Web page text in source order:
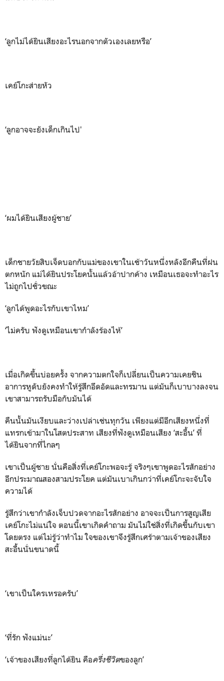
‘ลูกไม่ได้ยินเสียงอะไรนอกจากตัวเองเลยหรือ’
เคย์โกะส่ายหัว
‘ลูกอาจจะยังเด็กเกินไป'
‘ผมได้ยินเสียงผู้ชาย’
เด็กชายวัยสิบเจ็ดบอกกับแม่ของเขาในเช้าวันหนึ่งหลังอีกคืนที่ฝน
ตกหนัก แม่ได้ยินประโยคนั้นแล้วอ้าปากค้าง เหมือนเธอจะทำอะไร
ไม่ถูกไปชั่วขณะ
‘ลูกได้พูดอะไรกับเขาไหม’
‘ไม่ครับ ฟังดูเหมือนเขากำลังร้องไห้’
เมื่อเกิดขึ้นบ่อยครั้ง จากความตกใจก็เปลี่ยนเป็นความเคยชิน
อาการหูดับยังคงทำให้รู้สึกอึดอัดและทรมาน แต่มันก็เบาบางลงจน
เขาสามารถรับมือกับมันได้
คืนนั้นมันเงียบและว่างเปล่าเช่นทุกวัน เพียงแต่มีอีกเสียงหนึ่งที่
แทรกเข้ามาในโสตประสาท เสียงที่ฟังดูเหมือนเสียง ‘สะอื้น’ ที่
ได้ยินจากที่ไกลๆ
เขาเป็นผู้ชาย นั่นคือสิ่งที่เคย์โกะพอจะรู้ จริงๆเขาพูดอะไรสักอย่าง
อีกประมาณสองสามประโยค แต่มันเบาเกินกว่าที่เคย์โกะจะจับใจ
ความได้
รู้สึกว่าเขากำลังเจ็บปวดจากอะไรสักอย่าง อาจจะเป็นการสูญเสีย
เคย์โกะไม่แน่ใจ ตอนนี้เขาเกิดคำถาม มันไม่ใช่สิ่งที่เกิดขึ้นกับเขา
โดยตรง แต่ไม่รู้ว่าทำไม ใจของเขาจึงรู้สึกเศร้าตามเจ้าของเสียง
สะอื้นนั่นขนาดนี้
‘เขาเป็นใครเหรอครับ’
‘ที่รัก ฟังแม่นะ’
‘เจ้าของเสียงที่ลูกได้ยิน คือครึ่งชีวิตของลูก’